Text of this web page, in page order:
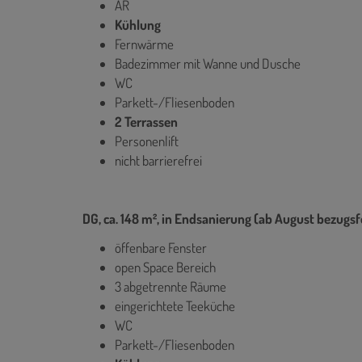
AR
Kühlung
Fernwärme
Badezimmer mit Wanne und Dusche
WC
Parkett-/Fliesenboden
2 Terrassen
Personenlift
nicht barrierefrei
DG, ca. 148 m², in Endsanierung (ab August
öffenbare Fenster
open Space Bereich
3 abgetrennte Räume
eingerichtete Teeküche
WC
Parkett-/Fliesenboden